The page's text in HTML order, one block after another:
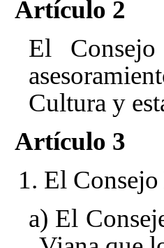
Artículo 2
El
Cultura y
Artículo 3
1. El
a) El